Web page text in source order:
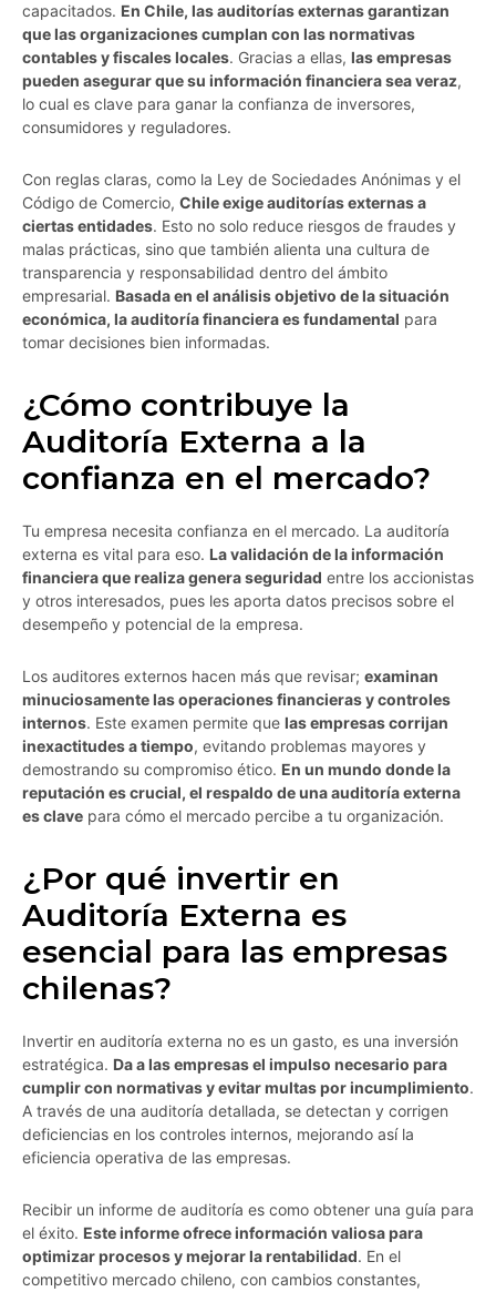
capacitados. En Chile, las auditorías externas garantizan
que las organizaciones cumplan con las normativas
contables y fiscales locales. Gracias a ellas, las empresas
pueden asegurar que su información financiera sea veraz,
lo cual es clave para ganar la confianza de inversores,
consumidores y reguladores.
Con reglas claras, como la Ley de Sociedades Anónimas y el
Código de Comercio, Chile exige auditorías externas a
ciertas entidades. Esto no solo reduce riesgos de fraudes y
malas prácticas, sino que también alienta una cultura de
transparencia y responsabilidad dentro del ámbito
empresarial. Basada en el análisis objetivo de la situación
económica, la auditoría financiera es fundamental para
tomar decisiones bien informadas.
¿Cómo contribuye la
Auditoría Externa a la
confianza en el mercado?
Tu empresa necesita confianza en el mercado. La auditoría
externa es vital para eso. La validación de la información
financiera que realiza genera seguridad entre los accionistas
y otros interesados, pues les aporta datos precisos sobre el
desempeño y potencial de la empresa.
Los auditores externos hacen más que revisar; examinan
minuciosamente las operaciones financieras y controles
internos. Este examen permite que las empresas corrijan
inexactitudes a tiempo, evitando problemas mayores y
demostrando su compromiso ético. En un mundo donde la
reputación es crucial, el respaldo de una auditoría externa
es clave para cómo el mercado percibe a tu organización.
¿Por qué invertir en
Auditoría Externa es
esencial para las empresas
chilenas?
Invertir en auditoría externa no es un gasto, es una inversión
estratégica. Da a las empresas el impulso necesario para
cumplir con normativas y evitar multas por incumplimiento.
A través de una auditoría detallada, se detectan y corrigen
deficiencias en los controles internos, mejorando así la
eficiencia operativa de las empresas.
Recibir un informe de auditoría es como obtener una guía para
el éxito. Este informe ofrece información valiosa para
optimizar procesos y mejorar la rentabilidad. En el
competitivo mercado chileno, con cambios constantes,